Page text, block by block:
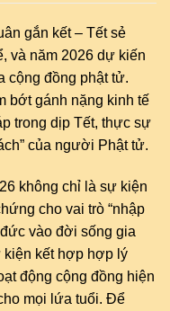
gắn kết – Tết sẻ
và năm 2026 dự kiến
cộng đồng phật tử.
bớt gánh nặng kinh tế
trong dịp Tết, thực sự
của người Phật tử.
không chỉ là sự kiện
cho vai trò “nhập
vào đời sống gia
kết hợp hợp lý
động cộng đồng hiện
mọi lứa tuổi. Để